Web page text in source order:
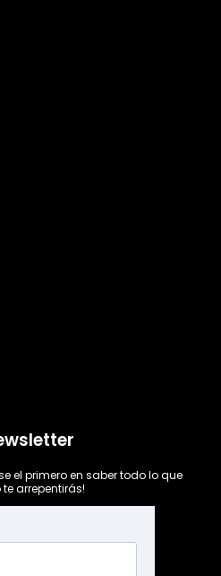
el primero en saber todo lo que
arrepentirás!